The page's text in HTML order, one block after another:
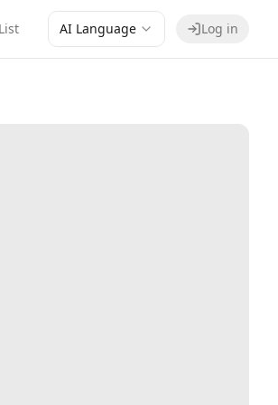
AI Language Log in